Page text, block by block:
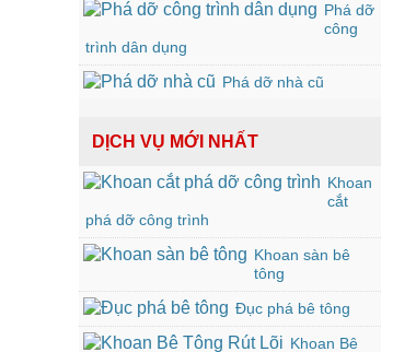
Phá dỡ
công
trình dân dụng
Phá dỡ nhà cũ
DỊCH VỤ MỚI NHẤT
Khoan
cắt
phá dỡ công trình
Khoan sàn bê
tông
Đục phá bê tông
Khoan Bê